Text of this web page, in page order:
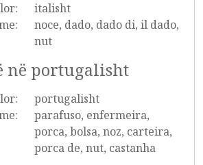
italisht
noce, dado, dado di, il dado,
nut
në portugalisht
portugalisht
parafuso, enfermeira,
porca, bolsa, noz, carteira,
porca de, nut, castanha